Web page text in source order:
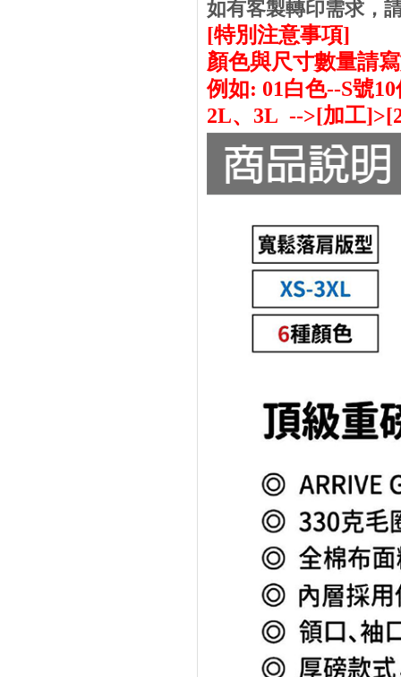
如有客製轉印需求，
[特別注意事項]
顏色與尺寸數量請
例如: 01白色--S號10
2L、3L -->[加工]>